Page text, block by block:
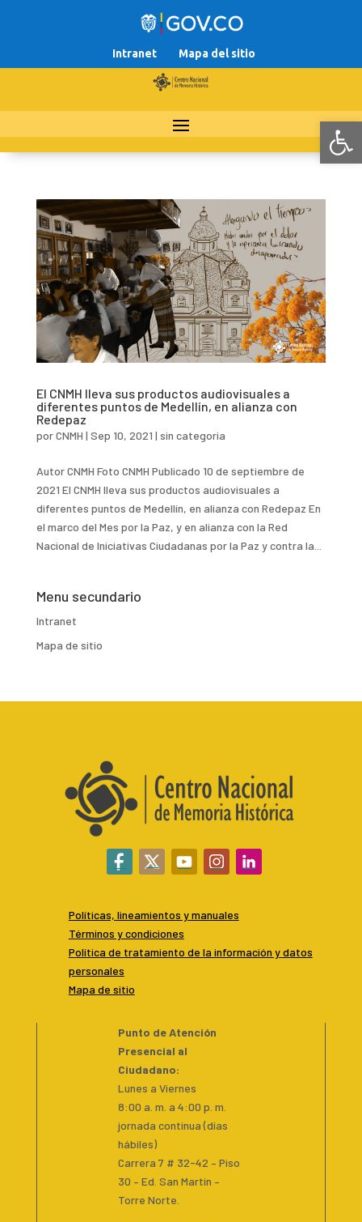
Intranet Mapa del sitio
El CNMH lleva sus productos audiovisuales a
diferentes puntos de Medellín, en alianza con
Redepaz
porCNMH | Sep 10, 2021 | sin categoria
Autor CNMH Foto CNMH Publicado 10 de septiembre de
2021 El CNMH lleva sus productos audiovisuales a
diferentes puntos de Medellín, en alianza con Redepaz En
el marco del Mes por la Paz, y en alianza con la Red
Nacional de Iniciativas Ciudadanas por la Paz y contra la...
Menu secundario
Intranet
Mapa de sitio
Políticas, lineamientos y manuales
Términos y condiciones
Política de tratamiento de la información y datos
personales
Mapa de sitio
Punto de Atención
Presencial al
Ciudadano:
Lunes a Viernes
8:00 a. m. a 4:00 p. m.
jornada continua (días
hábiles)
Carrera 7 # 32-42 – Piso
30 – Ed. San Martín –
Torre Norte.